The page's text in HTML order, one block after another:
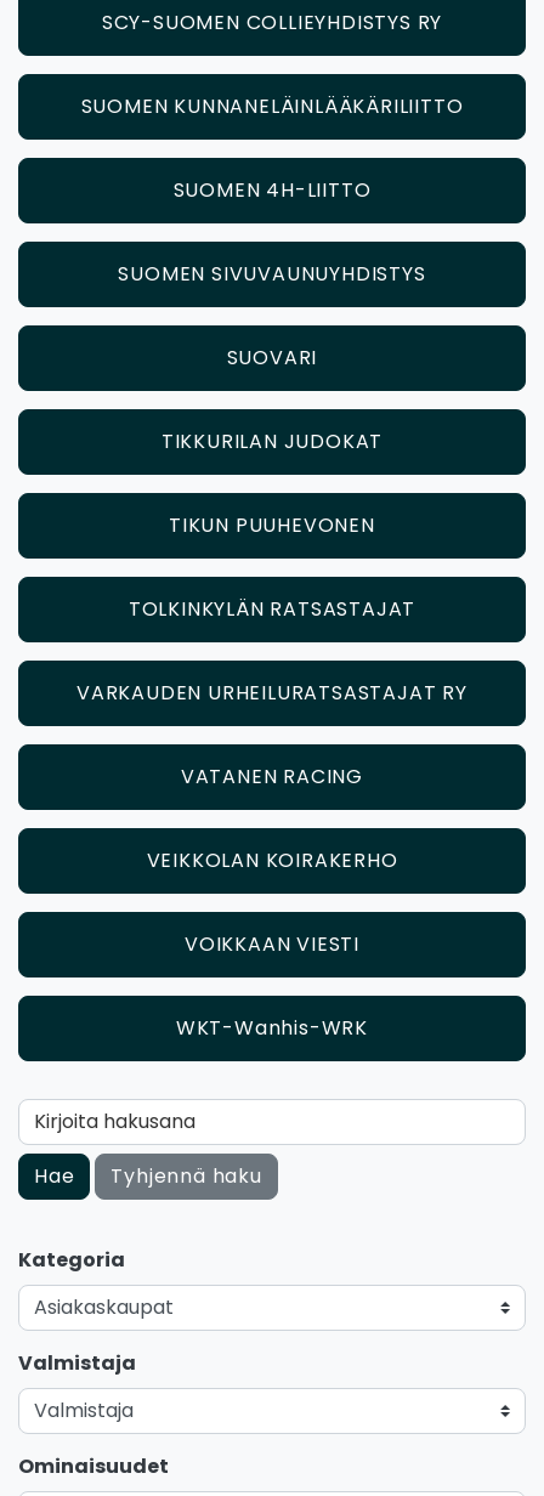
SCY-SUOMEN COLLIEYHDISTYS RY
SUOMEN KUNNANELÄINLÄÄKÄRILIITTO
SUOMEN 4H-LIITTO
SUOMEN SIVUVAUNUYHDISTYS
SUOVARI
TIKKURILAN JUDOKAT
TIKUN PUUHEVONEN
TOLKINKYLÄN RATSASTAJAT
VARKAUDEN URHEILURATSASTAJAT RY
VATANEN RACING
VEIKKOLAN KOIRAKERHO
VOIKKAAN VIESTI
WKT-Wanhis-WRK
Kirjoita hakusana
Hae Tyhjennä haku
Kategoria
Valmistaja
Ominaisuudet